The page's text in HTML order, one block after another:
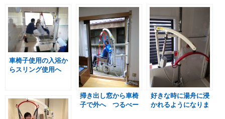
車椅子使用の入浴か
らスリング使用へ
掃き出し窓から車椅
子で外へ つるべー
好きな時に湯舟に浸
かれるようになりま